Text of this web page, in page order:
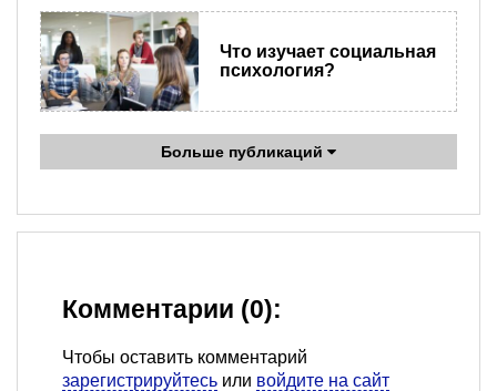
Что изучает социальная
психология?
Больше публикаций
Комментарии (0):
Чтобы оставить комментарий
зарегистрируйтесь или войдите на сайт